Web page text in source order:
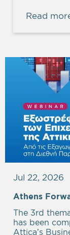
Read
Jul 22, 2026
Athens
The 3rd
has been
Attica’s